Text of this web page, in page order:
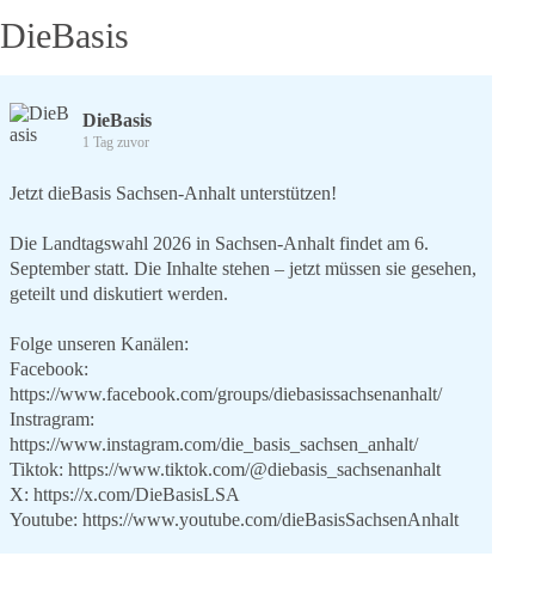
DieBasis
DieBasis
1 Tag zuvor
Jetzt dieBasis Sachsen-Anhalt unterstützen!
Die Landtagswahl 2026 in Sachsen-Anhalt findet am 6.
September statt. Die Inhalte stehen – jetzt müssen sie gesehen,
geteilt und diskutiert werden.
Folge unseren Kanälen:
Facebook:
https://www.facebook.com/groups/diebasissachsenanhalt/
Instragram:
https://www.instagram.com/die_basis_sachsen_anhalt/
Tiktok: https://www.tiktok.com/@diebasis_sachsenanhalt
X: https://x.com/DieBasisLSA
Youtube: https://www.youtube.com/dieBasisSachsenAnhalt